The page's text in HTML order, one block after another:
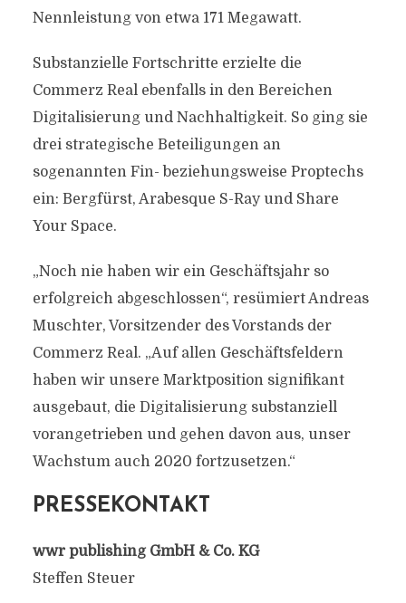
Nennleistung von etwa 171 Megawatt.
Substanzielle Fortschritte erzielte die
Commerz Real ebenfalls in den Bereichen
Digitalisierung und Nachhaltigkeit. So ging sie
drei strategische Beteiligungen an
sogenannten Fin- beziehungsweise Proptechs
ein: Bergfürst, Arabesque S-Ray und Share
Your Space.
„Noch nie haben wir ein Geschäftsjahr so
erfolgreich abgeschlossen“, resümiert Andreas
Muschter, Vorsitzender des Vorstands der
Commerz Real. „Auf allen Geschäftsfeldern
haben wir unsere Marktposition signifikant
ausgebaut, die Digitalisierung substanziell
vorangetrieben und gehen davon aus, unser
Wachstum auch 2020 fortzusetzen.“
PRESSEKONTAKT
wwr publishing GmbH & Co. KG
Steffen Steuer